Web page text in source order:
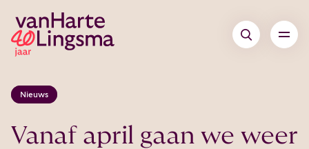
Nieuws
Vanaf april gaan we weer